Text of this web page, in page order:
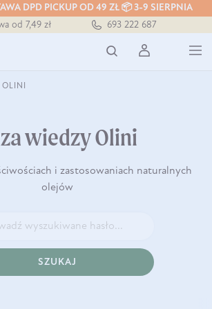
DPD PICKUP OD 49 ZŁ 📦 3-9 SIERPNIA
od 7,49 zł
od 199 zł
zimno
693 222 687
wiedzy Olini
i zastosowaniach naturalnych
olejów
SZUKAJ